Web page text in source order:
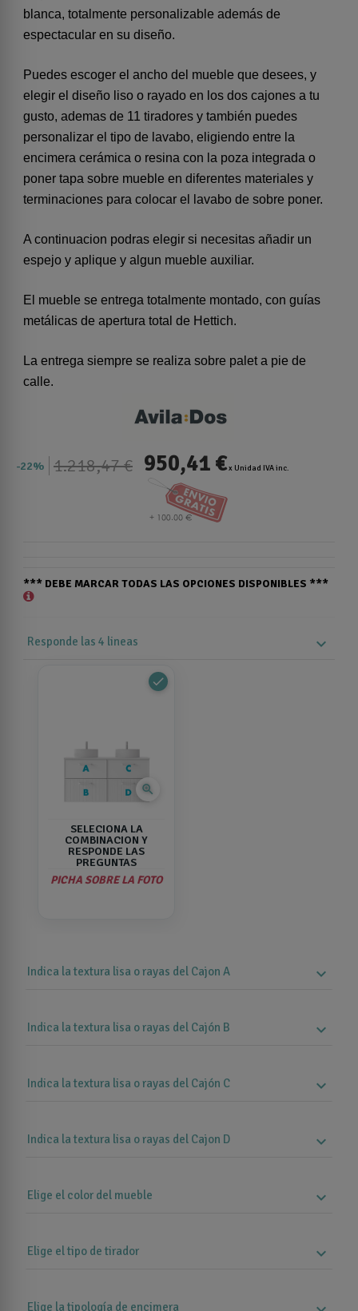
blanca, totalmente personalizable además de
espectacular en su diseño.
Puedes escoger el ancho del mueble que desees, y
elegir el diseño liso o rayado en los dos cajones a tu
gusto, ademas de 11 tiradores y también puedes
personalizar el tipo de lavabo, eligiendo entre la
encimera cerámica o resina con la poza integrada o
poner tapa sobre mueble en diferentes materiales y
terminaciones para colocar el lavabo de sobre poner.
A continuacion podras elegir si necesitas añadir un
espejo y aplique y algun mueble auxiliar.
El mueble se entrega totalmente montado, con guías
metálicas de apertura total de Hettich.
La entrega siempre se realiza sobre palet a pie de
calle.
22% 1.218,47 € 950,41 €x Unidad IVA inc.
*** DEBE MARCAR TODAS LAS OPCIONES DISPONIBLES ***
Responde las 4 lineas expand_more
done
zoom_in
SELECIONA LA
COMBINACION Y
RESPONDE LAS
PREGUNTAS
PICHA SOBRE LA FOTO
Indica la textura lisa o rayas del Cajon A expand_more
Indica la textura lisa o rayas del Cajón B expand_more
Indica la textura lisa o rayas del Cajón C expand_more
Indica la textura lisa o rayas del Cajon D expand_more
Elige el color del mueble expand_more
Elige el tipo de tirador expand_more
Elige la tipología de encimera